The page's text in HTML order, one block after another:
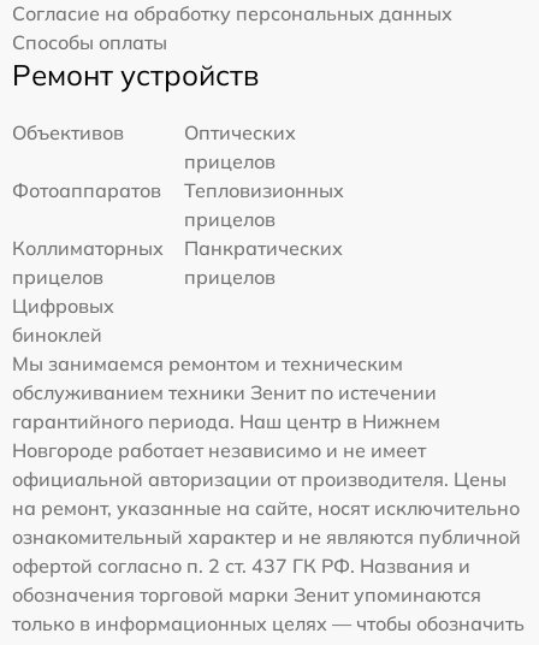
Согласие на обработку персональных данных
Способы оплаты
Ремонт устройств
Объективов
Оптических
прицелов
Фотоаппаратов
Тепловизионных
прицелов
Коллиматорных
прицелов
Панкратических
прицелов
Цифровых
биноклей
Мы занимаемся ремонтом и техническим
обслуживанием техники Зенит по истечении
гарантийного периода. Наш центр в Нижнем
Новгороде работает независимо и не имеет
официальной авторизации от производителя. Цены
на ремонт, указанные на сайте, носят исключительно
ознакомительный характер и не являются публичной
офертой согласно п. 2 ст. 437 ГК РФ. Названия и
обозначения торговой марки Зенит упоминаются
только в информационных целях — чтобы обозначить